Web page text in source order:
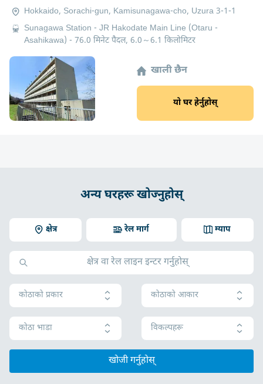
Hokkaido, Sorachi-gun, Kamisunagawa-cho, Uzura 3-1-1
Sunagawa Station - JR Hakodate Main Line (Otaru -
Asahikawa) - 76.0 मिनेट पैदल, 6.0～6.1 किलोमिटर
खाली छैन
यो घर हेर्नुहोस्
अन्य घरहरू खोज्नुहोस्
क्षेत्र म्याप
रेल मार्ग
कोठाको प्रकार कोठाको आकार
कोठा भाडा विकल्पहरू
खोजी गर्नुहोस्